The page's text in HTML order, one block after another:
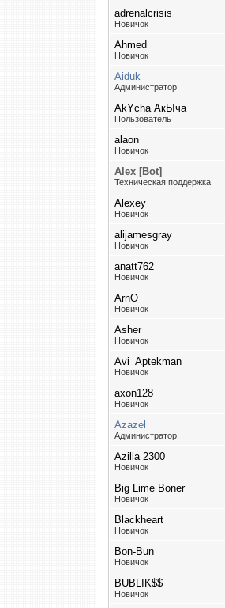
adrenalcrisis
Новичок
Ahmed
Новичок
Aiduk
Администратор
AkYcha АкЫча
Пользователь
alaon
Новичок
Alex [Bot]
Техническая поддержка
Alexey
Новичок
alijamesgray
Новичок
anatt762
Новичок
ArnO
Новичок
Asher
Новичок
Avi_Aptekman
Новичок
axon128
Новичок
Azazel
Администратор
Azilla 2300
Новичок
Big Lime Boner
Новичок
Blackheart
Новичок
Bon-Bun
Новичок
BUBLIK$$
Новичок